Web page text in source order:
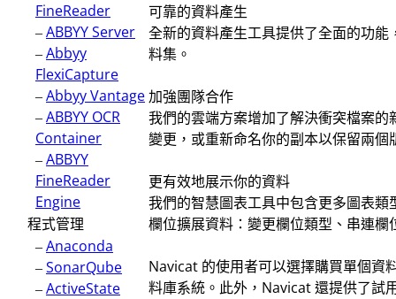
FineReader
–ABBYY Server
–Abbyy
FlexiCapture
–Abbyy Vantage
–ABBYY OCR
Container
–ABBYY
FineReader
Engine
程式管理
–Anaconda
–SonarQube
–ActiveState
可靠的資料產生
全新的資料產生工具提供了全面的功
料集。
加強團隊合作
我們的雲端方案增加了解決衝突檔案
變更，或重新命名你的副本以保留兩個
更有效地展示你的資料
我們的智慧圖表工具中包含更多圖表
欄位擴展資料：變更欄位類型、串連
Navicat 的使用者可以選擇購買單個資
料庫系統。此外，Navicat 還提供了試